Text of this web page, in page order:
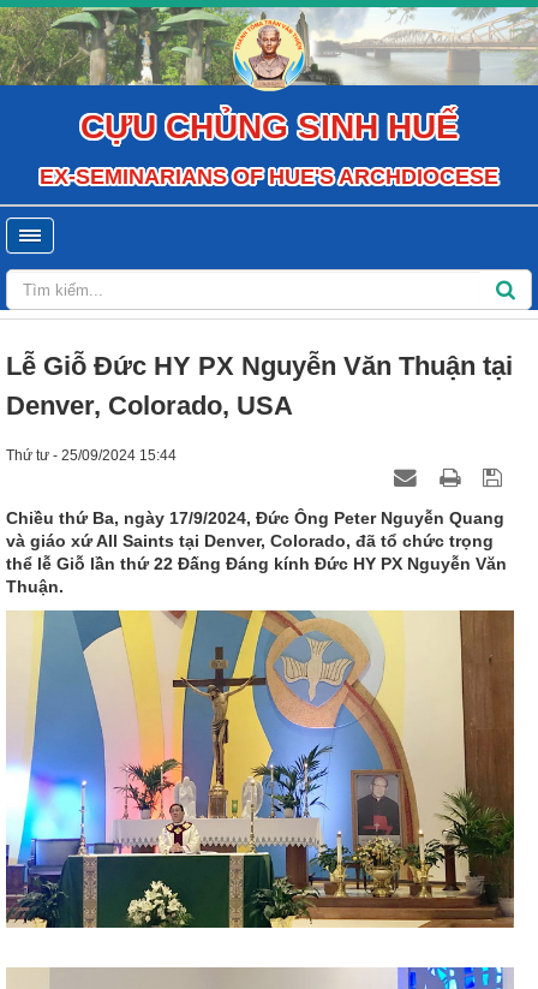
CỰU CHỦNG SINH HUẾ
EX-SEMINARIANS OF HUE'S ARCHDIOCESE
Lễ Giỗ Đức HY PX Nguyễn Văn Thuận tại
Denver, Colorado, USA
Thứ tư - 25/09/2024 15:44
Chiều thứ Ba, ngày 17/9/2024, Đức Ông Peter Nguyễn Quang
và giáo xứ All Saints tại Denver, Colorado, đã tổ chức trọng
thể lễ Giỗ lần thứ 22 Đấng Đáng kính Đức HY PX Nguyễn Văn
Thuận.